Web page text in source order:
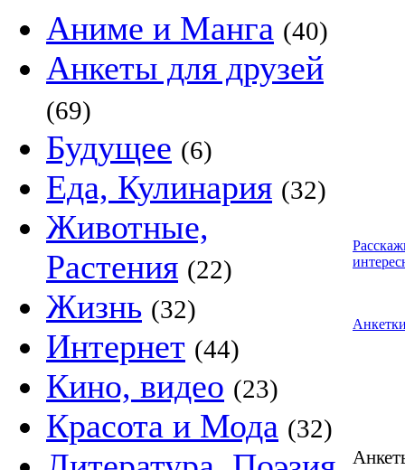
Аниме и Манга (40)
Анкеты для друзей
(69)
Будущее (6)
Еда, Кулинария (32)
Животные,
Растения (22)
Жизнь (32)
Интернет (44)
Кино, видео (23)
Красота и Мода (32)